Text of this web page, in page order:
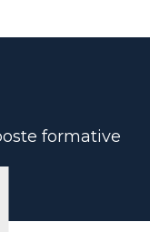
formative